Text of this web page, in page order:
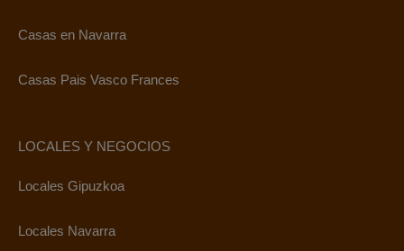
Casas en Navarra
Casas Pais Vasco Frances
LOCALES Y NEGOCIOS
Locales Gipuzkoa
Locales Navarra